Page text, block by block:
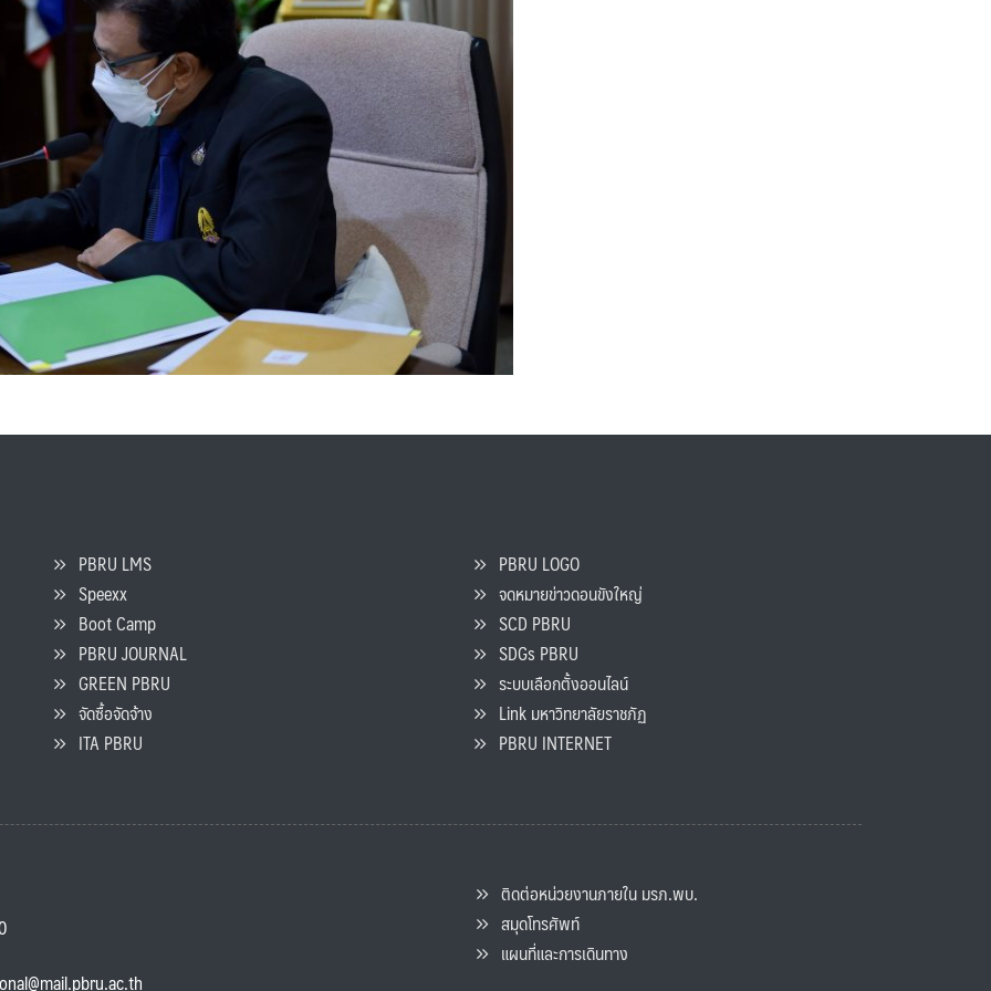
PBRU LMS
Speexx
Boot Camp
PBRU JOURNAL
GREEN PBRU
จัดซื้อจัดจ้าง
ITA PBRU
PBRU LOGO
จดหมายข่าวดอนขังใหญ่
SCD PBRU
SDGs PBRU
ระบบเลือกตั้งออนไลน์
Link มหาวิทยาลัยราชภัฏ
PBRU INTERNET
ติดต่อหน่วยงานภายใน มรภ.พบ.
สมุดโทรศัพท์
แผนที่และการเดินทาง